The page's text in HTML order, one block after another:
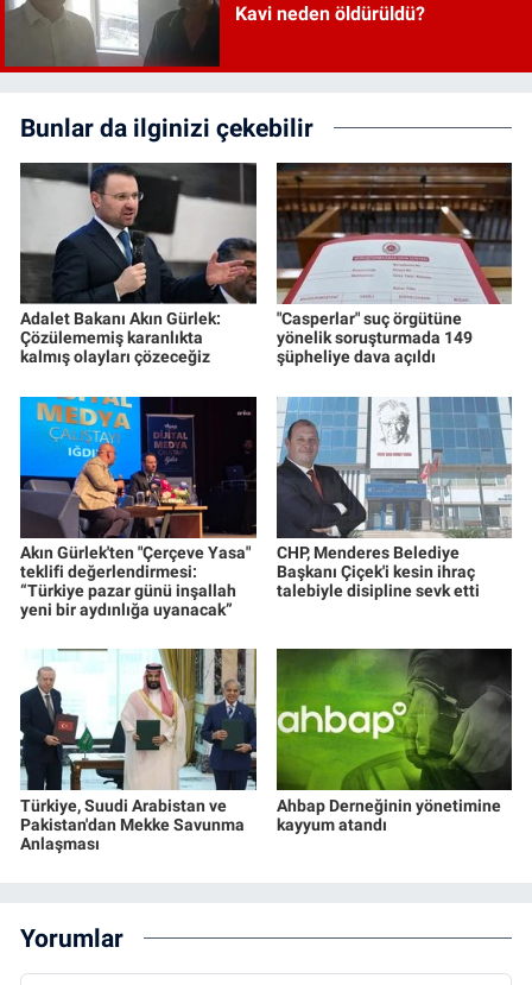
Kavi neden öldürüldü?
Bunlar da ilginizi çekebilir
Adalet Bakanı Akın Gürlek:
Çözülememiş karanlıkta
kalmış olayları çözeceğiz
"Casperlar" suç örgütüne
yönelik soruşturmada 149
şüpheliye dava açıldı
Akın Gürlek'ten "Çerçeve Yasa"
teklifi değerlendirmesi:
“Türkiye pazar günü inşallah
yeni bir aydınlığa uyanacak”
CHP, Menderes Belediye
Başkanı Çiçek'i kesin ihraç
talebiyle disipline sevk etti
Türkiye, Suudi Arabistan ve
Pakistan'dan Mekke Savunma
Anlaşması
Ahbap Derneğinin yönetimine
kayyum atandı
Yorumlar